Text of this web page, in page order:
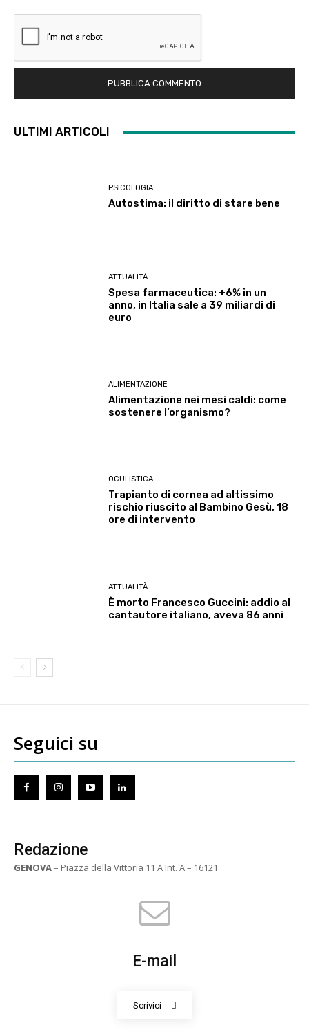
ULTIMI ARTICOLI
PSICOLOGIA
Autostima: il diritto di stare bene
ATTUALITÀ
Spesa farmaceutica: +6% in un
anno, in Italia sale a 39 miliardi di
euro
ALIMENTAZIONE
Alimentazione nei mesi caldi: come
sostenere l’organismo?
OCULISTICA
Trapianto di cornea ad altissimo
rischio riuscito al Bambino Gesù, 18
ore di intervento
ATTUALITÀ
È morto Francesco Guccini: addio al
cantautore italiano, aveva 86 anni
Seguici su
Redazione
GENOVA– Piazza della Vittoria 11 A Int. A – 16121
E-mail
Scrivici